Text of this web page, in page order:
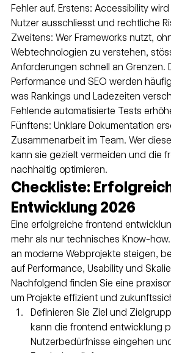
Fehler auf. Erstens: Accessibility
Nutzer ausschliesst und rechtliche
Zweitens: Wer Frameworks nutzt,
Webtechnologien zu verstehen,
Anforderungen schnell an Grenzen.
Performance und SEO werden
was Rankings und Ladezeiten
Fehlende automatisierte Tests
Fünftens: Unklare Dokumentation
Zusammenarbeit im Team. Wer
kann sie gezielt vermeiden und die
nachhaltig optimieren.
Checkliste:
Entwicklung 2026
Eine erfolgreiche frontend
mehr als nur technisches Know-
an moderne Webprojekte steigen,
auf Performance, Usability und
Nachfolgend finden Sie eine
um Projekte effizient und
Definieren Sie Ziel und
kann die frontend entwicklung
Nutzerbedürfnisse eingehen